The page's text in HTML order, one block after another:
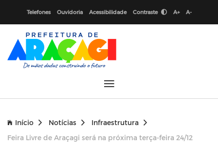
Telefones Ouvidoria Acessibilidade Contraste A+ A-
Início Notícias
Infraestrutura
Feira Livre de Araçagi será na próxima terça-feira 24/12